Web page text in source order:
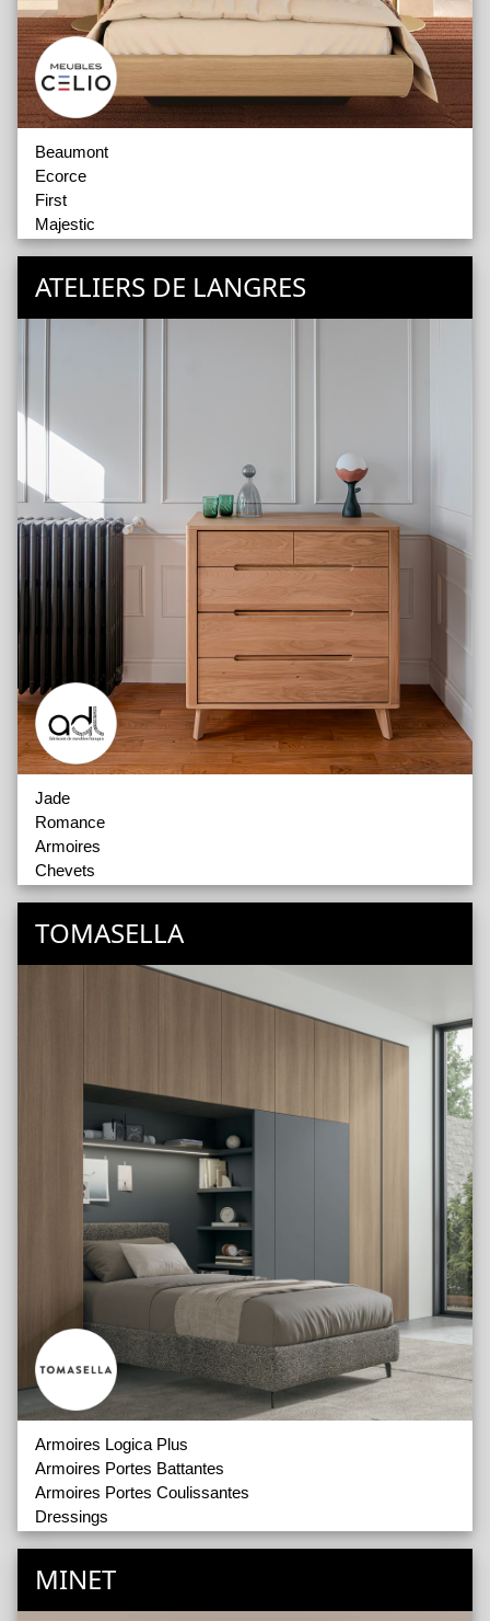
Beaumont
Ecorce
First
Majestic
Multy
Opéra
Smart
ATELIERS DE LANGRES
Jade
Romance
Armoires
Chevets
Chiffonniers
Lits
Miroirs
TOMASELLA
Armoires Logica Plus
Armoires Portes Battantes
Armoires Portes Coulissantes
Dressings
Accessoires de dressing
Lits doubles rembourrés
Meubles de Rangement
MINET